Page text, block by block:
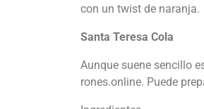
con un twist de naranja.
Santa Teresa Cola
Aunque suene sencillo
rones.online. Puede